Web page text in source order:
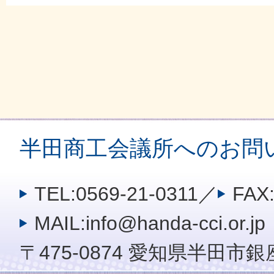
半田商工会議所へのお問
TEL:0569-21-0311／
MAIL:info@handa-cci.or.jp
〒475-0874 愛知県半田市銀